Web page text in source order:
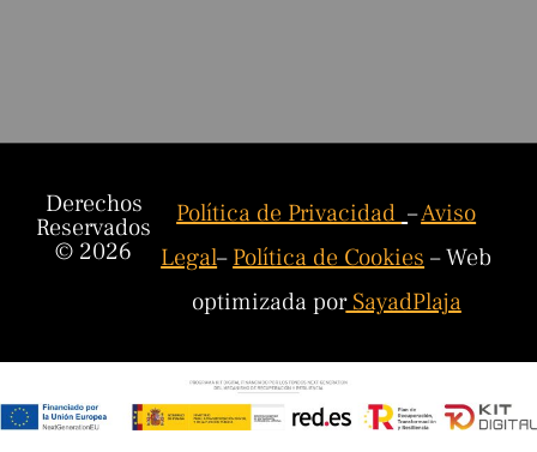
Derechos
Reservados
© 2026
Política de Privacidad–Aviso
Legal–Política de Cookies– Web
optimizada porSayadPlaja